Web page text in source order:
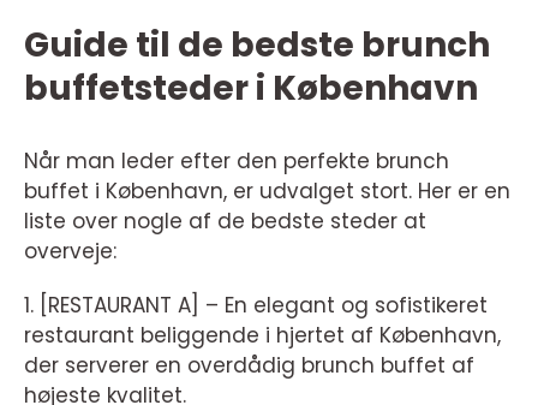
Guide til de bedste brunch
buffetsteder i København
Når man leder efter den perfekte brunch
buffet i København, er udvalget stort. Her er en
liste over nogle af de bedste steder at
overveje:
1. [RESTAURANT A] – En elegant og sofistikeret
restaurant beliggende i hjertet af København,
der serverer en overdådig brunch buffet af
højeste kvalitet.